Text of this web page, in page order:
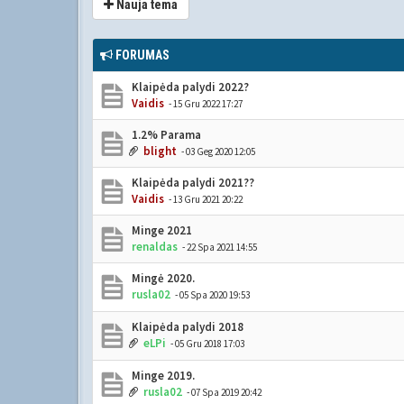
Nauja tema
FORUMAS
Klaipėda palydi 2022?
Vaidis - 15 Gru 2022 17:27
1.2% Parama
blight - 03 Geg 2020 12:05
Klaipėda palydi 2021??
Vaidis - 13 Gru 2021 20:22
Minge 2021
renaldas - 22 Spa 2021 14:55
Mingė 2020.
rusla02 - 05 Spa 2020 19:53
Klaipėda palydi 2018
eLPi - 05 Gru 2018 17:03
Minge 2019.
rusla02 - 07 Spa 2019 20:42